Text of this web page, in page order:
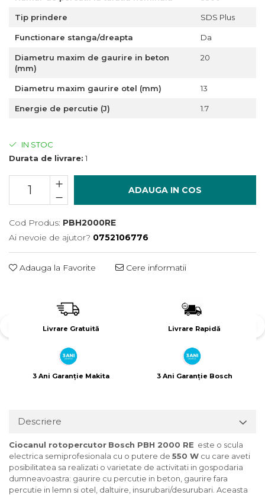
Încărcătoare
Polizoare de Banc
Polizoare Drepte
Polizoare Unghiulare
Rindele
Suflante cu Aer Cald
Șlefuitoare
Tip prindere SDS Plus
Functionare stanga/dreapta Da
Diametru maxim de gaurire in beton
(mm)
20
Diametru maxim gaurire otel (mm) 13
Energie de percutie (J) 1.7
IN STOC
Durata de livrare: 1
ADAUGA IN COS
Cod Produs: PBH2000RE
Ai nevoie de ajutor? 0752106776
Adauga la Favorite Cere informatii
Livrare Gratuită Livrare Rapidă
3 Ani Garanție Makita 3 Ani Garanție Bosch
Descriere
Ciocanul rotopercutor Bosch PBH 2000 RE este o scula
electrica semiprofesionala cu o putere de 550 W cu care aveti
posibilitatea sa realizati o varietate de activitati in gospodaria
dumneavoastra: gaurire cu percutie in beton, gaurire fara
percutie in lemn si otel, daltuire, insurubari/desurubari. Aceasta